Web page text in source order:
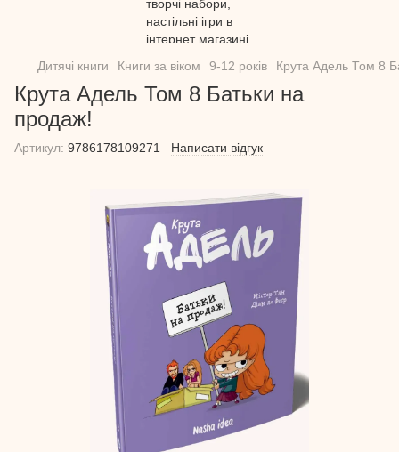
Дитячі книги Книги за віком 9-12 років Крута Адель Том 8
Крута Адель Том 8 Батьки на
продаж!
Артикул: 9786178109271 Написати відгук